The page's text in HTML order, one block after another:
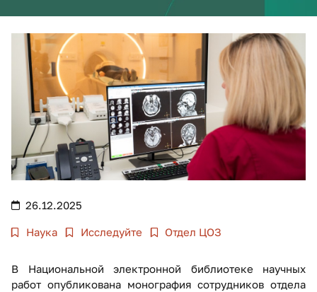
26.12.2025
Наука Исследуйте Отдел ЦОЗ
В Национальной электронной библиотеке научных
работ опубликована монография сотрудников отдела